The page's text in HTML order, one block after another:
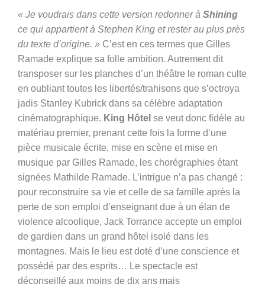
« Je voudrais dans cette version redonner à Shining
ce qui appartient à Stephen King et rester au plus près
du texte d’origine. » C’est en ces termes que Gilles
Ramade explique sa folle ambition. Autrement dit
transposer sur les planches d’un théâtre le roman culte
en oubliant toutes les libertés/trahisons que s’octroya
jadis Stanley Kubrick dans sa célèbre adaptation
cinématographique. King Hôtel se veut donc fidèle au
matériau premier, prenant cette fois la forme d’une
pièce musicale écrite, mise en scène et mise en
musique par Gilles Ramade, les chorégraphies étant
signées Mathilde Ramade. L’intrigue n’a pas changé :
pour reconstruire sa vie et celle de sa famille après la
perte de son emploi d’enseignant due à un élan de
violence alcoolique, Jack Torrance accepte un emploi
de gardien dans un grand hôtel isolé dans les
montagnes. Mais le lieu est doté d’une conscience et
possédé par des esprits… Le spectacle est
déconseillé aux moins de dix ans mais